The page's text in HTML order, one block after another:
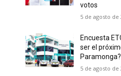
votos
5 de agosto de
Encuesta
ser el
Paramonga?
5 de agosto de